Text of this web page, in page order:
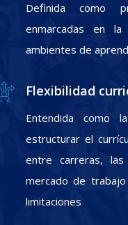
Definida como
enmarcadas en
ambientes de
Flexibilidad
Entendida como
estructurar el
entre carreras,
mercado de
limitaciones